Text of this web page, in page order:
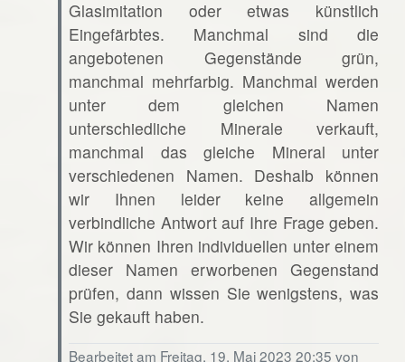
Glasimitation oder etwas künstlich
Eingefärbtes. Manchmal sind die
angebotenen Gegenstände grün,
manchmal mehrfarbig. Manchmal werden
unter dem gleichen Namen
unterschiedliche Minerale verkauft,
manchmal das gleiche Mineral unter
verschiedenen Namen. Deshalb können
wir Ihnen leider keine allgemein
verbindliche Antwort auf Ihre Frage geben.
Wir können Ihren individuellen unter einem
dieser Namen erworbenen Gegenstand
prüfen, dann wissen Sie wenigstens, was
Sie gekauft haben.
Bearbeitet am Freitag, 19. Mai 2023 20:35 von